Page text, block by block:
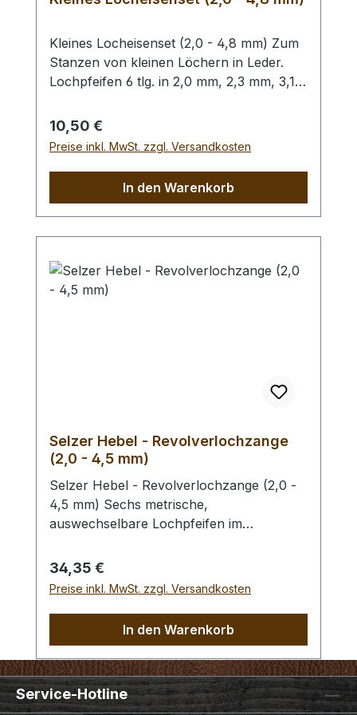
Kleines Locheisenset (2,0 - 4,8 mm) Zum
Stanzen von kleinen Löchern in Leder.
Lochpfeifen 6 tlg. in 2,0 mm, 2,3 mm, 3,1
benutzen Sie zum Schlagen unbedingt
einen geeigneten Hammer (keinen
Stahlhammer) und eine geeignete
eine Beschädigung des Werkzeugs
auszuschliessen, siehe Zubehör.
Regulärer Preis:
10,50 €
Preise inkl. MwSt. zzgl. Versandkosten
In den Warenkorb
Selzer Hebel - Revolverlochzange
(2,0 - 4,5 mm)
Selzer Hebel - Revolverlochzange (2,0 -
4,5 mm) Sechs metrische,
auswechselbare Lochpfeifen im
4,0 und 4,5 mm. Mit Sichtfenster für
gewählten Lochdurchmesser.
Automatischer Feststeller, Oberfläche
Kunststoffgriffen. Höchste Qualität,
patentrechtlich geschützt, hergestellt in
Remscheid / Deutschland. Mit der aktiven
Hebel-Übersetzung haben Sie eine
Regulärer Preis:
34,35 €
Preise inkl. MwSt. zzgl. Versandkosten
In den Warenkorb
Service-Hotline